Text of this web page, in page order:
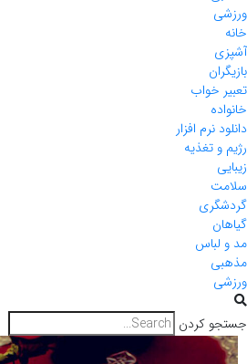
ورزشی
خانه
آشپزی
بازیگران
تعبیر خواب
خانواده
دانلود نرم افزار
رژیم و تغذیه
زیبایی
سلامت
گردشگری
گیاهان
مد و لباس
مذهبی
ورزشی
جستجو کردن